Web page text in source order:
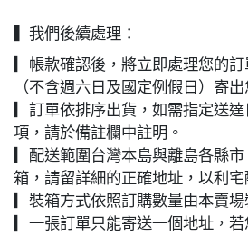
▍我們後續處理：
▎帳款確認後，將立即處理您的
（不含週六日及國定例假日）寄
▎訂單依排序出貨，如需指定送
項，請於備註欄中註明。
▎配送範圍台灣本島與離島各縣
箱，請留詳細的正確地址，以利宅
▎裝箱方式依照訂購數量由本賣場
▎一張訂單只能寄送一個地址，